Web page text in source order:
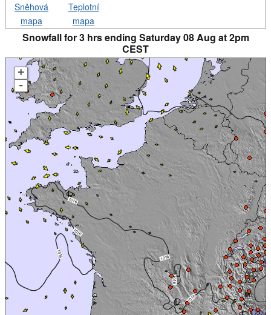
Sněhová
mapa
Teplotní
mapa
Snowfall for 3 hrs ending Saturday 08 Aug at 2pm
CEST
+
-